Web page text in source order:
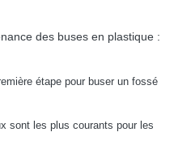
des buses en plastique :
étape pour buser un fossé
sont les plus courants pour les